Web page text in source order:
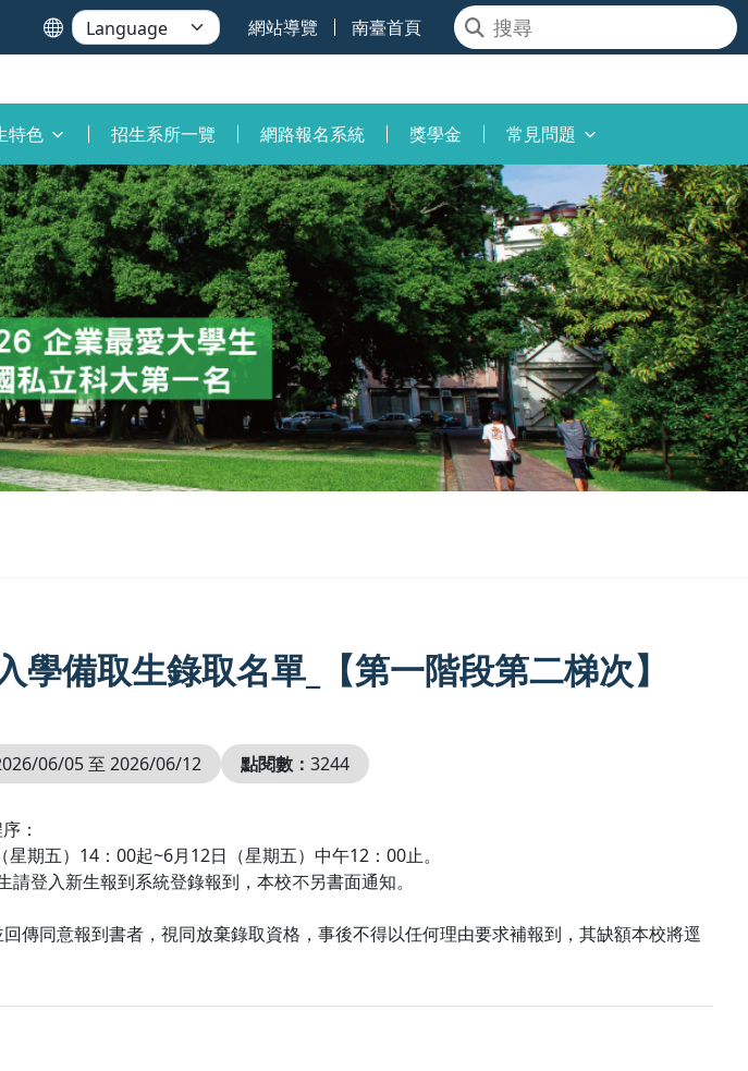
網站導覽 南臺首頁
特色 招生系所一覽 網路報名系統 獎學金 常見問題
學備取生錄取名單_【第一階段第二梯次】
06/05 至 2026/06/12 點閱數： 3244
：
期五）14：00起~6月12日（星期五）中午12：00止。
請登入新生報到系統登錄報到，本校不另書面通知。
傳同意報到書者，視同放棄錄取資格，事後不得以任何理由要求補報到，其缺額本校將逕